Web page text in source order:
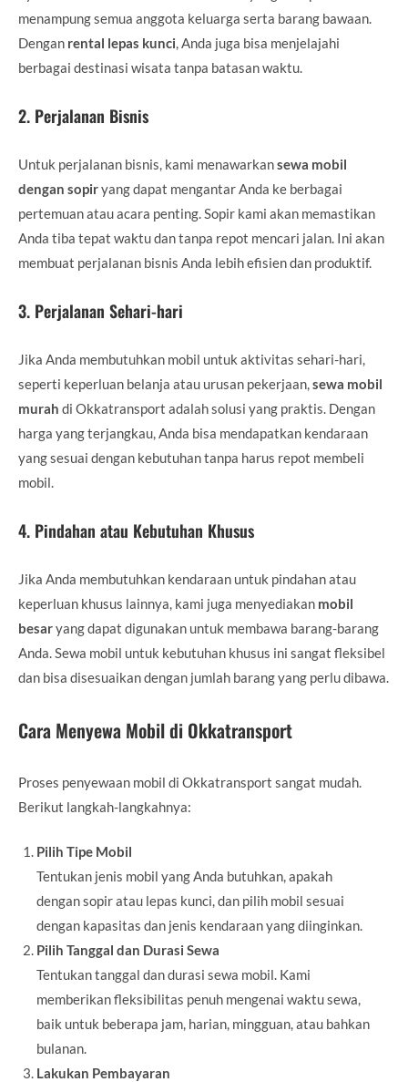
menampung semua anggota keluarga serta barang bawaan.
Dengan rental lepas kunci , Anda juga bisa menjelajahi
berbagai destinasi wisata tanpa batasan waktu.
2. Perjalanan Bisnis
Untuk perjalanan bisnis, kami menawarkansewa mobil
dengan sopiryang dapat mengantar Anda ke berbagai
pertemuan atau acara penting. Sopir kami akan memastikan
Anda tiba tepat waktu dan tanpa repot mencari jalan. Ini akan
membuat perjalanan bisnis Anda lebih efisien dan produktif.
3. Perjalanan Sehari-hari
Jika Anda membutuhkan mobil untuk aktivitas sehari-hari,
seperti keperluan belanja atau urusan pekerjaan, sewa mobil
murah di Okkatransport adalah solusi yang praktis. Dengan
harga yang terjangkau, Anda bisa mendapatkan kendaraan
yang sesuai dengan kebutuhan tanpa harus repot membeli
mobil.
4. Pindahan atau Kebutuhan Khusus
Jika Anda membutuhkan kendaraan untuk pindahan atau
keperluan khusus lainnya, kami juga menyediakan mobil
besaryang dapat digunakan untuk membawa barang-barang
Anda. Sewa mobil untuk kebutuhan khusus ini sangat fleksibel
dan bisa disesuaikan dengan jumlah barang yang perlu dibawa.
Cara Menyewa Mobil di Okkatransport
Proses penyewaan mobil di Okkatransport sangat mudah.
Berikut langkah-langkahnya:
Pilih Tipe Mobil
Tentukan jenis mobil yang Anda butuhkan, apakah
dengan sopir atau lepas kunci, dan pilih mobil sesuai
dengan kapasitas dan jenis kendaraan yang diinginkan.
Pilih Tanggal dan Durasi Sewa
Tentukan tanggal dan durasi sewa mobil. Kami
memberikan fleksibilitas penuh mengenai waktu sewa,
baik untuk beberapa jam, harian, mingguan, atau bahkan
bulanan.
Lakukan Pembayaran